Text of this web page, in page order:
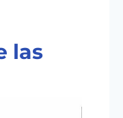
las